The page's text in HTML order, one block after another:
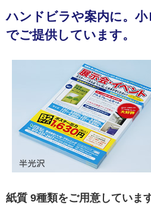
ハンドビラや案内に。
でご提供しています。
紙質 9種類をご用意しています